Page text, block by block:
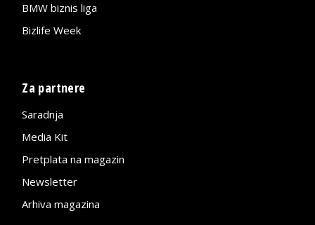
BMW biznis liga
Bizlife Week
Za partnere
Saradnja
Media Kit
Pretplata na magazin
Newsletter
Arhiva magazina